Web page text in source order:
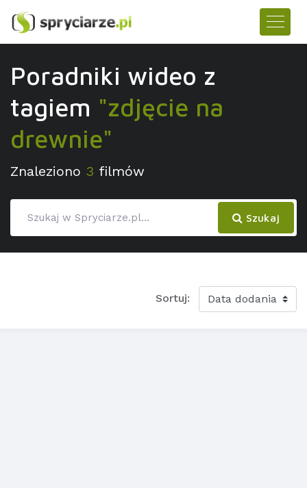
Poradniki wideo z
tagiem "zdjęcie na
drewnie"
Znaleziono 3 filmów
Szukaj
Sortuj: